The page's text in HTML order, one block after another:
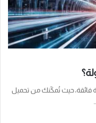
فائقة، حيث تُمكّنك من تحميل